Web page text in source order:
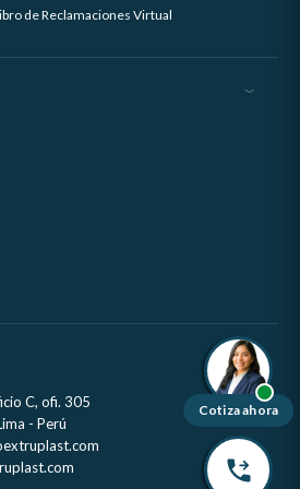
de Reclamaciones Virtual
C, ofi. 305
- Perú
Cotiza ahora